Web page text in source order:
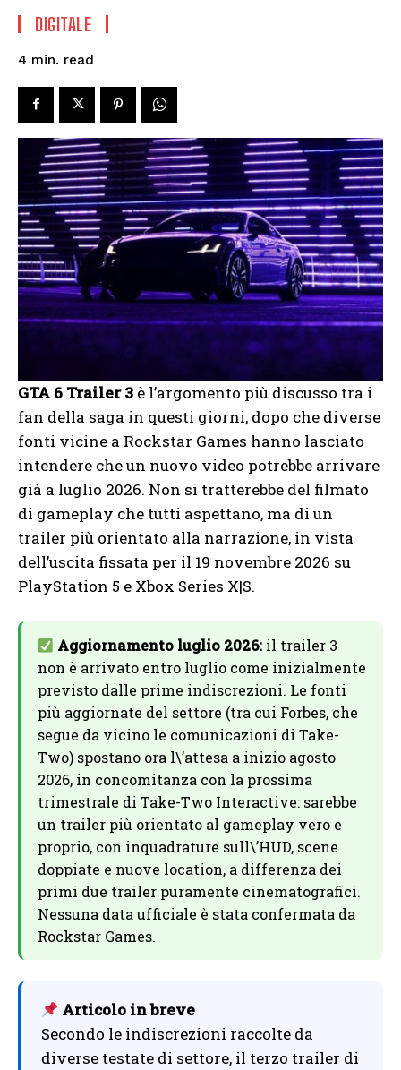
DIGITALE
4 min. read
GTA 6 Trailer 3 è l’argomento più discusso tra i
fan della saga in questi giorni, dopo che diverse
fonti vicine a Rockstar Games hanno lasciato
intendere che un nuovo video potrebbe arrivare
già a luglio 2026. Non si tratterebbe del filmato
di gameplay che tutti aspettano, ma di un
trailer più orientato alla narrazione, in vista
dell’uscita fissata per il 19 novembre 2026 su
PlayStation 5 e Xbox Series X|S.
Aggiornamento luglio 2026: il trailer 3
non è arrivato entro luglio come inizialmente
previsto dalle prime indiscrezioni. Le fonti
più aggiornate del settore (tra cui Forbes, che
segue da vicino le comunicazioni di Take-
Two) spostano ora l\’attesa a inizio agosto
2026, in concomitanza con la prossima
trimestrale di Take-Two Interactive: sarebbe
un trailer più orientato al gameplay vero e
proprio, con inquadrature sull\’HUD, scene
doppiate e nuove location, a differenza dei
primi due trailer puramente cinematografici.
Nessuna data ufficiale è stata confermata da
Rockstar Games.
Articolo in breve
Secondo le indiscrezioni raccolte da
diverse testate di settore, il terzo trailer di